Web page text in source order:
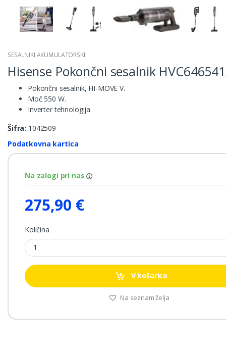
SESALNIKI AKUMULATORSKI
Hisense Pokončni sesalnik
Pokončni sesalnik, HI-MOVE V.
Moč 550 W.
Inverter tehnologija.
Šifra: 1042509
Podatkovna kartica
Na zalogi pri nas
275,90 €
Količina
V košarico
Na seznam želja